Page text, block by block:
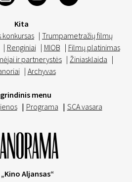
Kita
konkursas | Trumpametražių filmų
| Renginiai | MIOB | Filmų platinimas
ir partnerystės | Žiniasklaida |
| Archyvas
menu
| Programa | SCA vasara
Aljansas“